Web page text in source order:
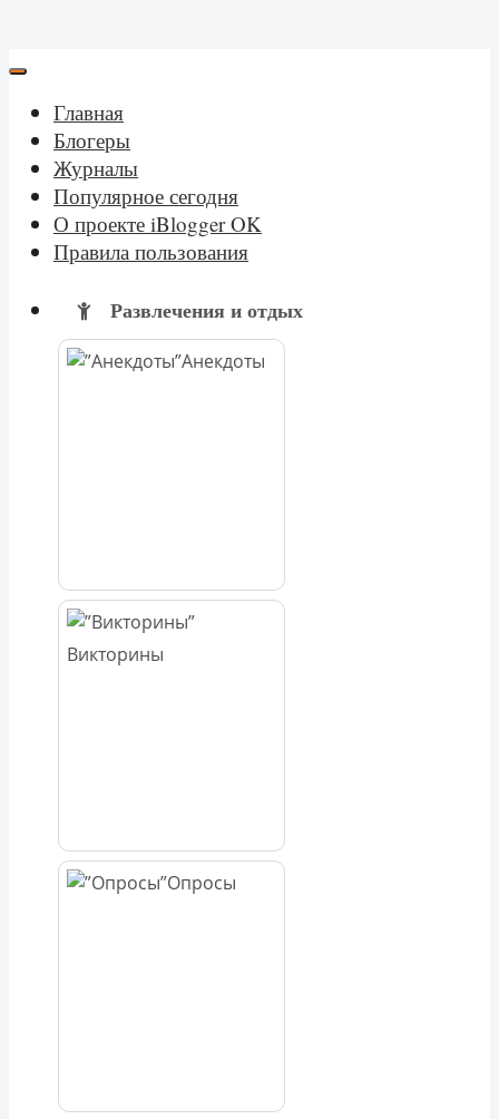
Главная
Блогеры
Журналы
Популярное сегодня
О проекте iBlogger OK
Правила пользования
Развлечения и отдых
Анекдоты
Викторины
Опросы